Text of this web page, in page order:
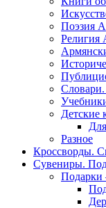
Поэзия
Религия
Словари.
Детские
Разное
Кроссворды.
Сувениры.
Подарки